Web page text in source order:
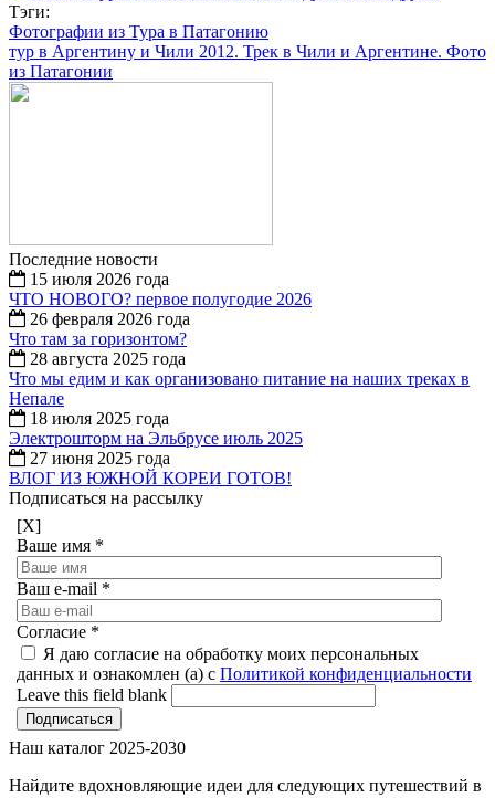
Тэги:
Фотографии из Тура в Патагонию
тур в Аргентину и Чили 2012. Трек в Чили и Аргентине. Фото
из Патагонии
Последние новости
15 июля 2026 года
ЧТО НОВОГО? первое полугодие 2026
26 февраля 2026 года
Что там за горизонтом?
28 августа 2025 года
Что мы едим и как организовано питание на наших треках в
Непале
18 июля 2025 года
Электрошторм на Эльбрусе июль 2025
27 июня 2025 года
ВЛОГ ИЗ ЮЖНОЙ КОРЕИ ГОТОВ!
Подписаться на рассылку
[X]
Ваше имя *
Ваш e-mail *
Согласие *
Я даю согласие на обработку моих персональных
данных и ознакомлен (а) с Политикой конфиденциальности
Leave this field blank
Наш каталог 2025-2030
Найдите вдохновляющие идеи для следующих путешествий в